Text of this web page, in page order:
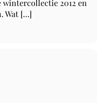
wintercollectie 2012 en
Wat […]